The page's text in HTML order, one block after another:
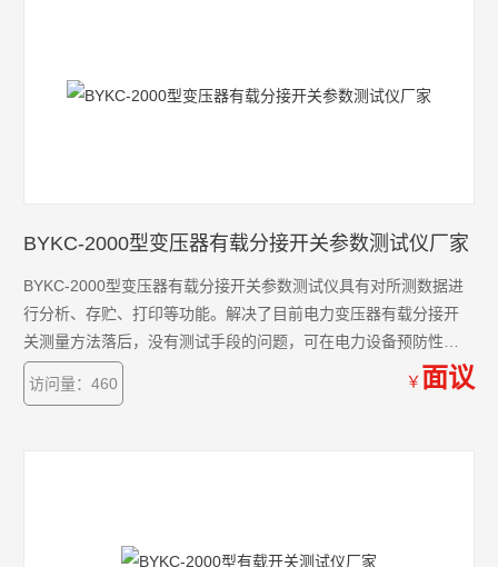
BYKC-2000型变压器有载分接开关参数测试仪厂家
BYKC-2000型变压器有载分接开关参数测试仪具有对所测数据进
行分析、存贮、打印等功能。解决了目前电力变压器有载分接开
关测量方法落后，没有测试手段的问题，可在电力设备预防性试
验及变压器大修中及时诊断出有载分接开关的潜在故障，对提高
电力系统运行的可靠性具有重要意义.
访问量：460 ￥ 面议